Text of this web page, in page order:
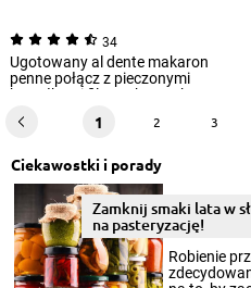
34
Ugotowany al dente makaron
penne połącz z pieczonymi
kawałkami fileta z kurczaka,
1 2 3
Ciekawostki i porady
Zamknij smaki lata w
na pasteryzację!
Robienie